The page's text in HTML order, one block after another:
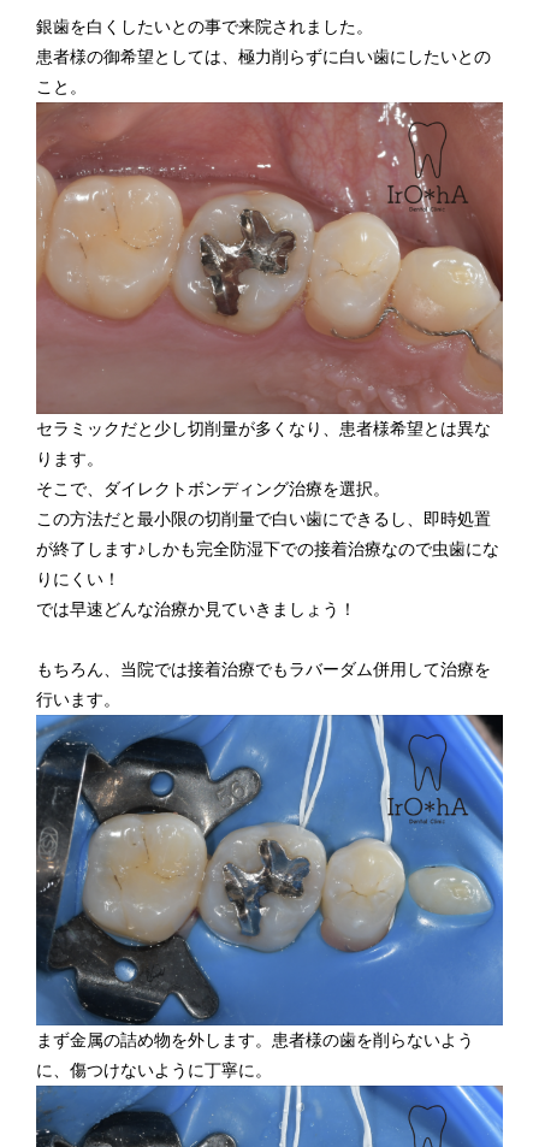
銀歯を白くしたいとの事で来院されました。
患者様の御希望としては、極力削らずに白い歯にしたいとの
こと。
セラミックだと少し切削量が多くなり、患者様希望とは異な
ります。
そこで、ダイレクトボンディング治療を選択。
この方法だと最小限の切削量で白い歯にできるし、即時処置
が終了します♪しかも完全防湿下での接着治療なので虫歯にな
りにくい！
では早速どんな治療か見ていきましょう！
もちろん、当院では接着治療でもラバーダム併用して治療を
行います。
まず金属の詰め物を外します。患者様の歯を削らないよう
に、傷つけないように丁寧に。